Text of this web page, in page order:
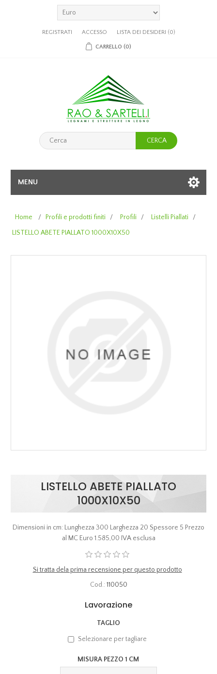
REGISTRATI ACCESSO LISTA DEI DESIDERI (0)
CARRELLO (0)
CERCA
MENU
Home / Profili e prodotti finiti / Profili / Listelli Piallati
/
LISTELLO ABETE PIALLATO 1000X10X50
LISTELLO ABETE PIALLATO
1000X10X50
Dimensioni in cm: Lunghezza 300 Larghezza 20 Spessore 5 Prezzo
al MC Euro 1.585,00 IVA esclusa
Si tratta dela prima recensione per questo prodotto
Cod.: 110050
Lavorazione
TAGLIO
Selezionare per tagliare
MISURA PEZZO 1 CM